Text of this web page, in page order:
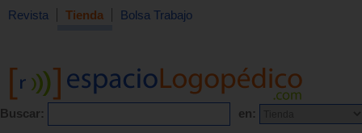
Revista Tienda Bolsa Trabajo
Buscar: en: